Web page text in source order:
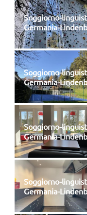
Soggiorno-
Germania-
Soggiorno-
Germania-
Soggiorno-
Germania-
Soggiorno-
Germania-